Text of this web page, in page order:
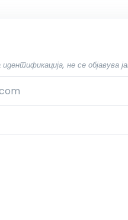
не се објавува